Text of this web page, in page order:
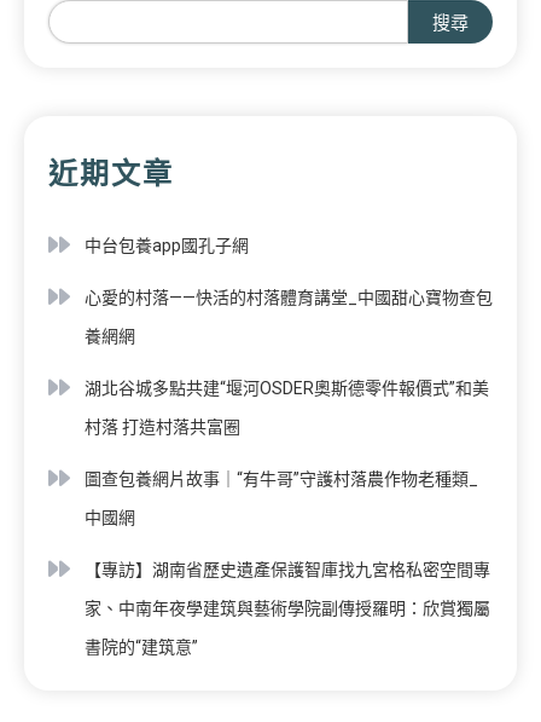
搜尋
近期文章
中台包養app國孔子網
心愛的村落——快活的村落體育講堂_中國甜心寶物查包
養網網
湖北谷城多點共建“堰河OSDER奧斯德零件報價式”和美
村落 打造村落共富圈
圖查包養網片故事｜“有牛哥”守護村落農作物老種類_
中國網
【專訪】湖南省歷史遺產保護智庫找九宮格私密空間專
家、中南年夜學建筑與藝術學院副傳授羅明：欣賞獨屬
書院的“建筑意”